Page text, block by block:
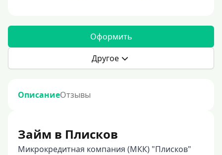
Оформить
Другое
ОписаниеОтзывы
Займ в Плисков
Микрокредитная компания (МКК) "Плисков"